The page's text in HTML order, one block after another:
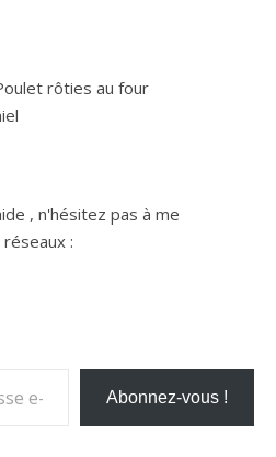
rôties au four
, n'hésitez pas à me
:
Abonnez-vous !